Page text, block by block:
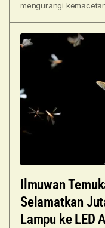
mengurangi
Ilmuwan
Selamatkan
Lampu ke LED